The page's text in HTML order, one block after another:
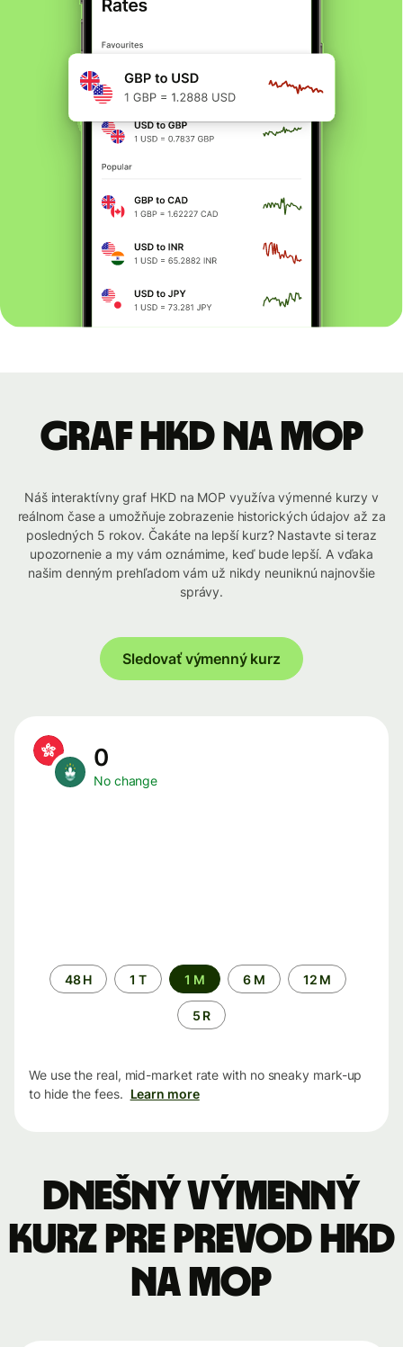
graf HKD na MOP
Náš interaktívny graf HKD na MOP využíva výmenné kurzy v
reálnom čase a umožňuje zobrazenie historických údajov až za
posledných 5 rokov. Čakáte na lepší kurz? Nastavte si teraz
upozornenie a my vám oznámime, keď bude lepší. A vďaka
našim denným prehľadom vám už nikdy neuniknú najnovšie
správy.
Sledovať výmenný kurz
0
No change
Time
period
48 H 1 T 1 M 6 M 12 M
5 R
We use the real, mid-market rate with no sneaky mark-up
to hide the fees. Learn more
Dnešný výmenný
kurz pre prevod HKD
na MOP